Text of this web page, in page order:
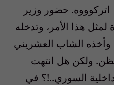
اتركوووه. حضور وزير
لمثل هذا الأمر، وتدخله
الشاب العشريني
ولكن هل انتهت
السوري..!؟ في